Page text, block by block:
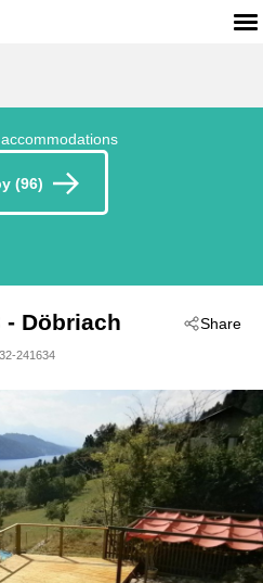
(96)
Share
- Döbriach
241634